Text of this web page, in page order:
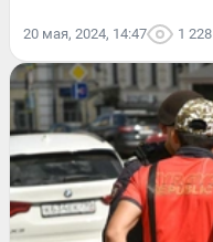
20 мая, 2024, 14:47 1 228